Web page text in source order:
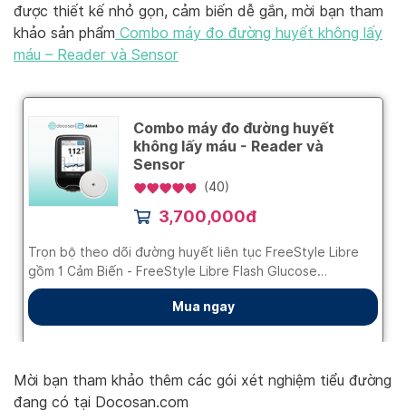
được thiết kế nhỏ gọn, cảm biến dễ gắn, mời bạn tham
khảo sản phẩm Combo máy đo đường huyết không lấy
máu – Reader và Sensor
Mời bạn tham khảo thêm các gói xét nghiệm tiểu đường
đang có tại Docosan.com